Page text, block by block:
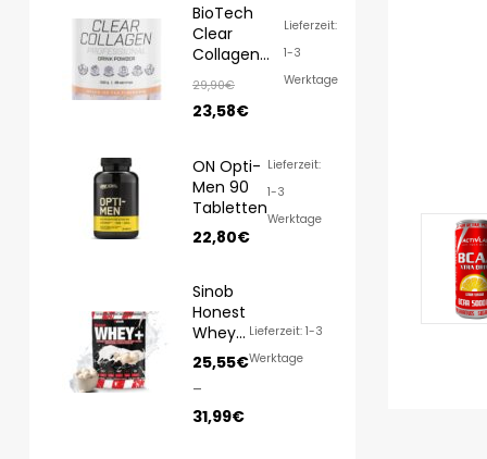
BioTech
Clear
Collagen
350g
29,90€
23,58€
Lieferzeit:
1-3
Werktage
ON Opti-
Men 90
Tabletten
22,80€
Lieferzeit:
1-3
Werktage
Sinob
Honest
Whey
1000g/
820g
25,55€
–
31,99€
Lieferzeit: 1-3
Werktage